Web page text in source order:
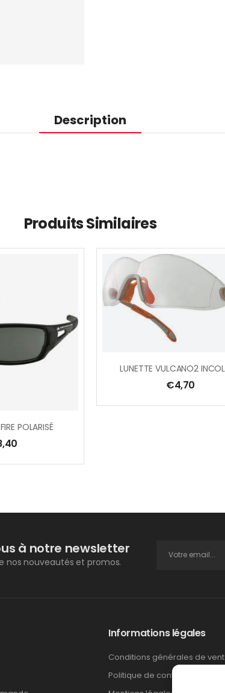
Description
Produits Similaires
POLARISÉ
LUNETTE VULCANO2
€4,70
à notre newsletter
nos nouveautés et promos.
Informations légales
Conditions générales de
Politique de confidentialité